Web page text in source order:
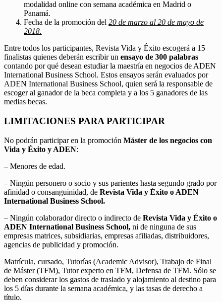
modalidad online con semana académica en Madrid o
Panamá.
Fecha de la promoción del 20 de marzo al 20 de mayo de
2018.
Entre todos los participantes, Revista Vida y Éxito escogerá a 15
finalistas quienes deberán escribir un ensayo de 300 palabras
contando por qué desean estudiar la maestría en negocios de ADEN
International Business School. Estos ensayos serán evaluados por
ADEN International Business School, quien será la responsable de
escoger al ganador de la beca completa y a los 5 ganadores de las
medias becas.
LIMITACIONES PARA PARTICIPAR
No podrán participar en la promoción Máster de los negocios con
Vida y Éxito y ADEN:
– Menores de edad.
– Ningún personero o socio y sus parientes hasta segundo grado por
afinidad o consanguinidad, de Revista Vida y Éxito o ADEN
International Business School.
– Ningún colaborador directo o indirecto de Revista Vida y Éxito o
ADEN International Business School, ni de ninguna de sus
empresas matrices, subsidiarias, empresas afiliadas, distribuidores,
agencias de publicidad y promoción.
Matrícula, cursado, Tutorías (Academic Advisor), Trabajo de Final
de Máster (TFM), Tutor experto en TFM, Defensa de TFM. Sólo se
deben considerar los gastos de traslado y alojamiento al destino para
los 5 días durante la semana académica, y las tasas de derecho a
título.